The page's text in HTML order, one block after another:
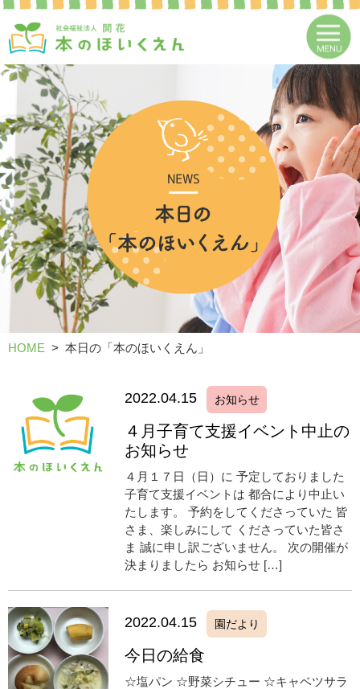
HOME 本日の「本のほいくえん」
2022.04.15 お知らせ
４月子育て支援イベント中止の
お知らせ
４月１７日（日）に 予定しておりました
子育て支援イベントは 都合により中止い
たします。 予約をしてくださっていた 皆
さま、楽しみにして くださっていた皆さ
ま 誠に申し訳ございません。 次の開催が
決まりましたら お知らせ […]
2022.04.15 園だより
今日の給食
☆塩パン ☆野菜シチュー ☆キャベツサラ